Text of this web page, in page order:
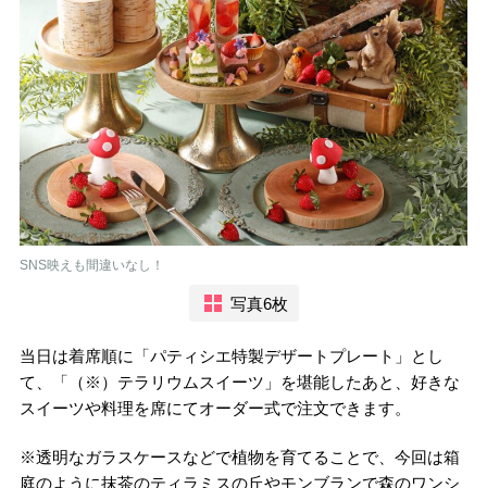
SNS映えも間違いなし！
写真6枚
当日は着席順に「パティシエ特製デザートプレート」とし
て、「（※）テラリウムスイーツ」を堪能したあと、好きな
スイーツや料理を席にてオーダー式で注文できます。
※透明なガラスケースなどで植物を育てることで、今回は箱
庭のように抹茶のティラミスの丘やモンブランで森のワンシ